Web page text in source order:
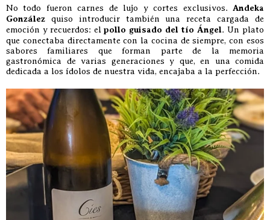
No todo fueron carnes de lujo y cortes exclusivos. Andeka
González quiso introducir también una receta cargada de
emoción y recuerdos: el pollo guisado del tío Ángel. Un plato
que conectaba directamente con la cocina de siempre, con esos
sabores familiares que forman parte de la memoria
gastronómica de varias generaciones y que, en una comida
dedicada a los ídolos de nuestra vida, encajaba a la perfección.